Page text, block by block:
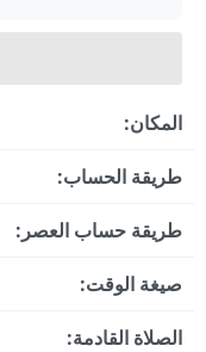
المكان:
طريقة الحساب:
طريقة حساب العصر:
صيغة الوقت:
الصلاة القادمة: